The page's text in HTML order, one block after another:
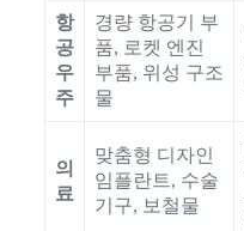
항
공
우
주
경량 항공기 부
품, 로켓 엔진
부품, 위성 구조
물
의
료
맞춤형 디자인
임플란트, 수술
기구, 보철물